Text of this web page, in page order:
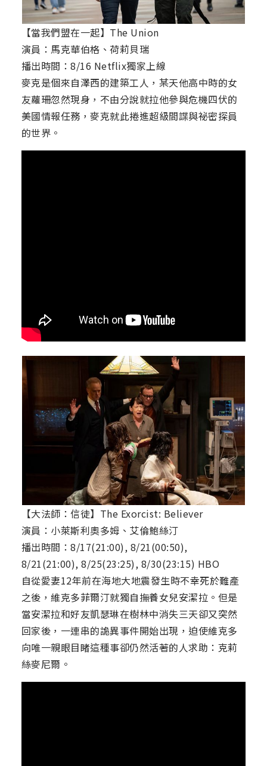
【當我們盟在一起】The Union
演員：馬克華伯格、荷莉貝瑞
播出時間：8/16 Netflix獨家上線
麥克是個來自澤西的建築工人，某天他高中時的女
友蘿珊忽然現身，不由分說就拉他參與危機四伏的
美國情報任務，麥克就此捲進超級間諜與祕密探員
的世界。
【大法師：信徒】The Exorcist: Believer
演員：小萊斯利奧多姆、艾倫鮑絲汀
播出時間：8/17(21:00), 8/21(00:50),
8/21(21:00), 8/25(23:25), 8/30(23:15) HBO
自從愛妻12年前在海地大地震發生時不幸死於難產
之後，維克多菲爾汀就獨自撫養女兒安潔拉。但是
當安潔拉和好友凱瑟琳在樹林中消失三天卻又突然
回家後，一連串的詭異事件開始出現，迫使維克多
向唯一親眼目睹這種事卻仍然活著的人求助：克莉
絲麥尼爾。